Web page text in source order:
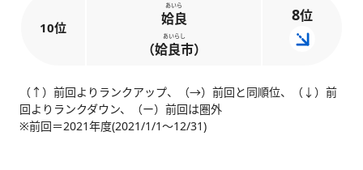
10位
あいら
姶良
あいらし
（姶良市）
8位
（↑）前回よりランクアップ、（→）前回と同順位、（↓）前
回よりランクダウン、（ー）前回は圏外
※前回＝2021年度(2021/1/1～12/31)